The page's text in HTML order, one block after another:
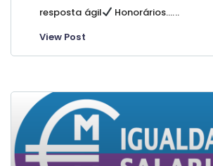
resposta ágil
Honorários…...
View Post